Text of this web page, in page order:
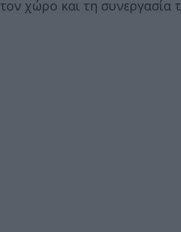
τον χώρο και τη συνεργασία